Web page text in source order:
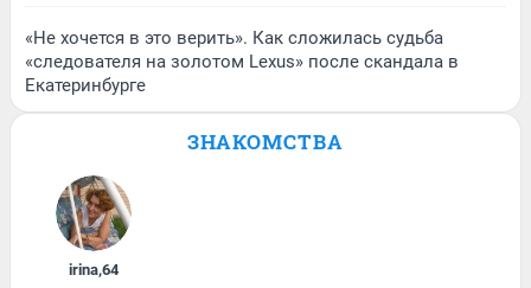
«Не хочется в это верить». Как сложилась судьба
«следователя на золотом Lexus» после скандала в
Екатеринбурге
ЗНАКОМСТВА
irina,64